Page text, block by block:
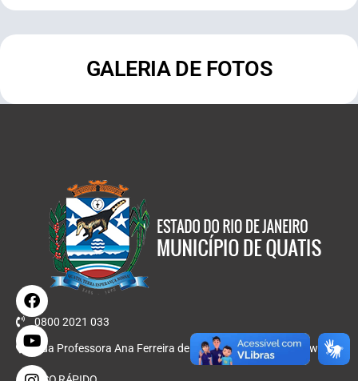
GALERIA DE FOTOS
0800 2021 033
Rua Professora Ana Ferreira de Oliveira, Nº 47, Bondarowsky